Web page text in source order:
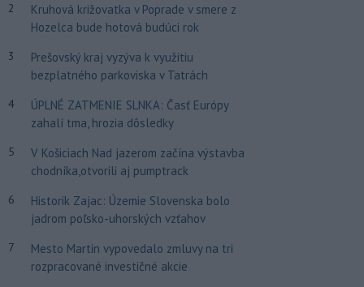
2
Kruhová križovatka v Poprade v smere z
Hozelca bude hotová budúci rok
3
Prešovský kraj vyzýva k využitiu
bezplatného parkoviska v Tatrách
4
ÚPLNÉ ZATMENIE SLNKA: Časť Európy
zahalí tma, hrozia dôsledky
5
V Košiciach Nad jazerom začína výstavba
chodníka,otvorili aj pumptrack
6
Historik Zajac: Územie Slovenska bolo
jadrom poľsko-uhorských vzťahov
7
Mesto Martin vypovedalo zmluvy na tri
rozpracované investičné akcie